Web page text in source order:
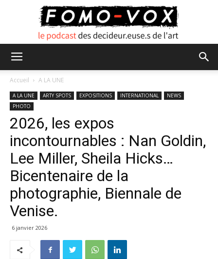
Accueil A LA UNE
A LA UNE ARTY SPOTS EXPOSITIONS INTERNATIONAL
NEWS
PHOTO
2026, les expos
incontournables : Nan Goldin,
Lee Miller, Sheila Hicks…
Bicentenaire de la
photographie, Biennale de
Venise.
6 janvier 2026